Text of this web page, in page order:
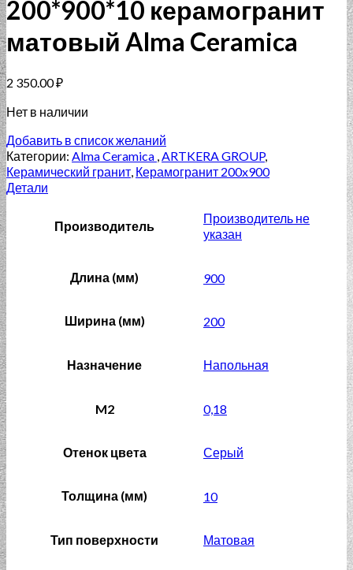
200*900*10 керамогранит
матовый Alma Ceramica
2 350.00₽
Нет в наличии
Добавить в список желаний
Категории: Alma Ceramica ,ARTKERA GROUP,
Керамический гранит, Керамогранит 200x900
Детали
Производитель
Производитель не
указан
Длина (мм) 900
Ширина (мм) 200
Назначение Напольная
M2 0,18
Отенок цвета Серый
Толщина (мм) 10
Тип поверхности Матовая